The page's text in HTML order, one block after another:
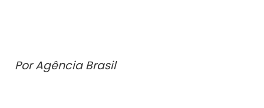
Por Agência Brasil